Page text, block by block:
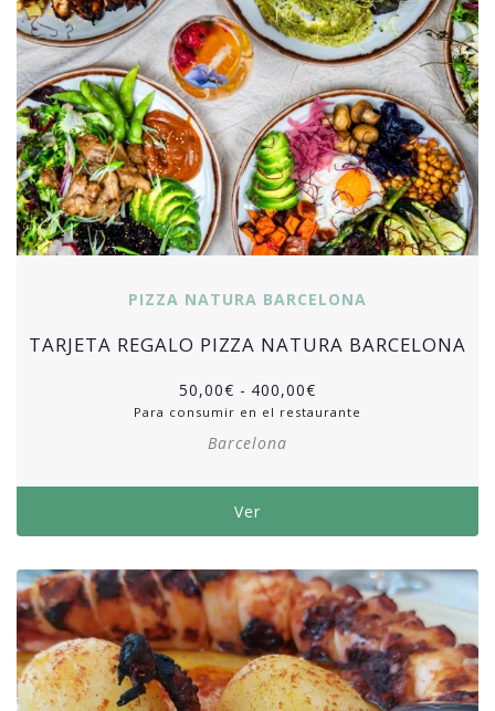
PIZZA NATURA BARCELONA
TARJETA REGALO PIZZA NATURA BARCELONA
50,00€ - 400,00€
Para consumir en el restaurante
Barcelona
Ver